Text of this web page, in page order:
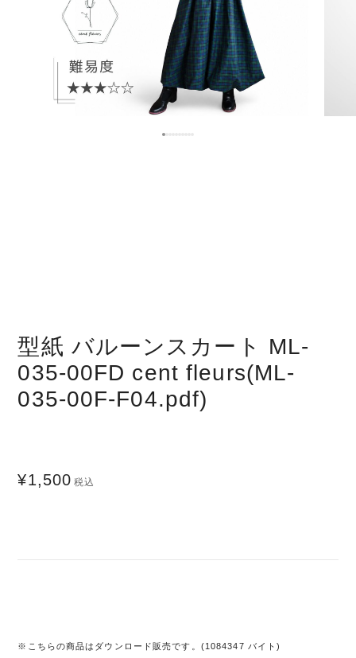
型紙 バルーンスカート ML-
035-00FD cent fleurs(ML-
035-00F-F04.pdf)
¥1,500 税込
※こちらの商品はダウンロード販売です。(1084347 バイト)